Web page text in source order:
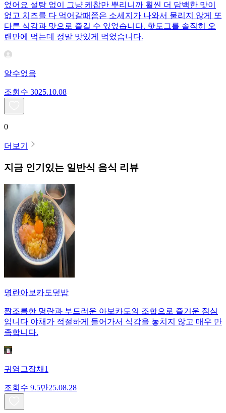
었어요 설탕 없이 그냥 케찹만 뿌리니까 훨씬 더 담백한 맛이
없고 치즈를 다 먹어갈때쯤은 소세지가 나와서 물리지 않게 또
다른 식감과 맛으로 즐길 수 있었습니다. 핫도그를 솔직히 오
랜만에 먹는데 정말 맛있게 먹었습니다.
알수없음
조회수 3025.10.08
0
더보기
지금 인기있는 일반식 음식 리뷰
명란아보카도덮밥
짭조름한 명란과 부드러운 아보카도의 조합으로 즐거운 점심
입니다 야채가 적절하게 들어가서 식감을 놓치지 않고 매우 만
족합니다.
귀염그잡채1
조회수 9.5만25.08.28